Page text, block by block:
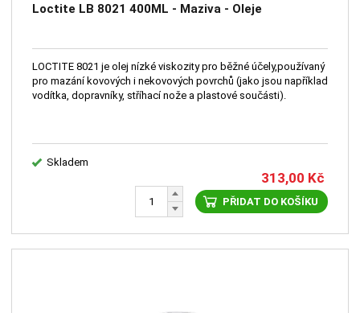
Loctite LB 8021 400ML - Maziva - Oleje
LOCTITE 8021 je olej nízké viskozity pro běžné účely,používaný
pro mazání kovových i nekovových povrchů (jako jsou například
vodítka, dopravníky, stříhací nože a plastové součásti).
Skladem
313,00 Kč
PŘIDAT DO KOŠÍKU